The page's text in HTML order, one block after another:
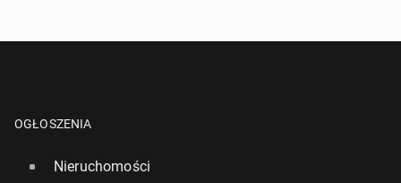
OGŁOSZENIA
Nieruchomości